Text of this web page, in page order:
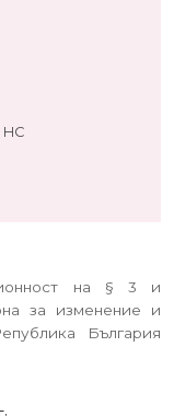
НС
на § 3 и
за изменение и
България